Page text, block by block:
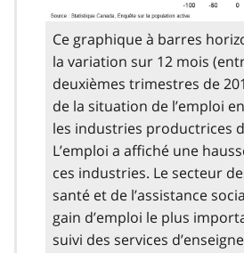
Ce graphique à barres
la variation sur 12 mois
deuxièmes trimestres de
de la situation de l’emploi
les industries productrices
L’emploi a affiché une
ces industries. Le secteur
santé et de l’assistance
gain d’emploi le plus
suivi des services